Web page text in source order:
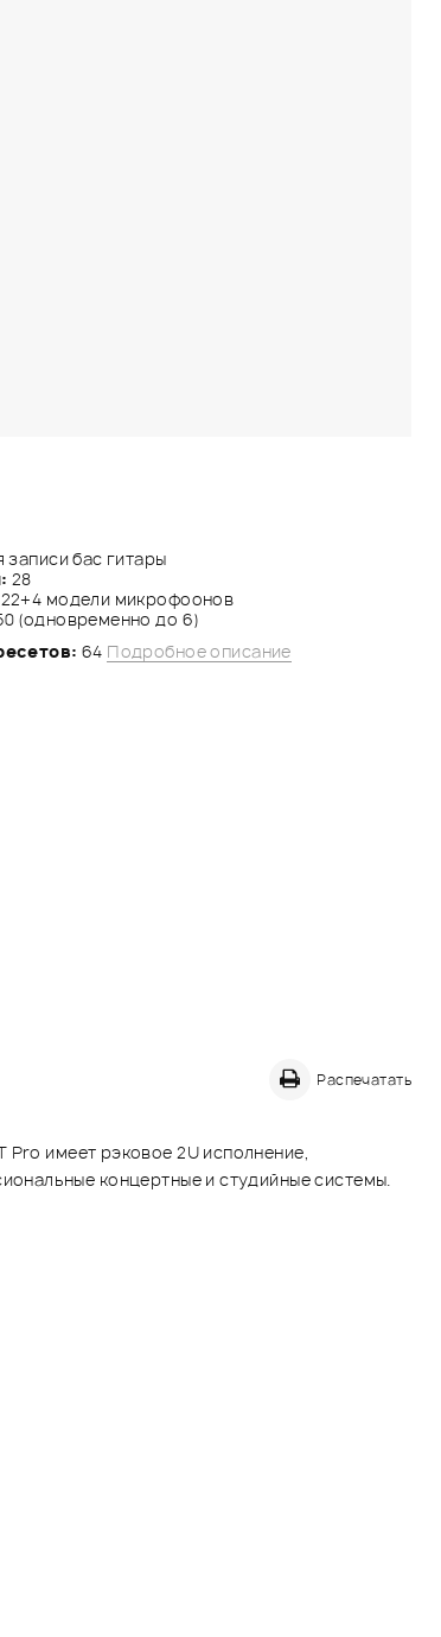
бас гитары
28
22+4 модели микрофоонов
(одновременно до 6)
64 Подробное описание
Распечатать
имеет рэковое 2U исполнение,
концертные и студийные системы.